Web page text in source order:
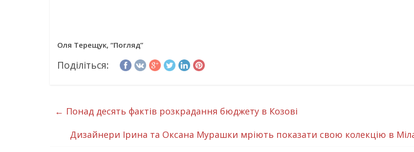
Оля Терещук, “Погляд”
Поділіться:
← Понад десять фактів розкрадання бюджету в Козові
Дизайнери Ірина та Оксана Мурашки мріють показати свою колекцію в